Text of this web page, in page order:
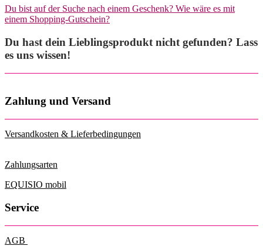
Du bist auf der Suche nach einem Geschenk? Wie wäre es mit
einem Shopping-Gutschein?
Du hast dein Lieblingsprodukt nicht gefunden? Lass
es uns wissen!
Zahlung und Versand
Versandkosten & Lieferbedingungen
Zahlungsarten
EQUISIO mobil
Service
AGB